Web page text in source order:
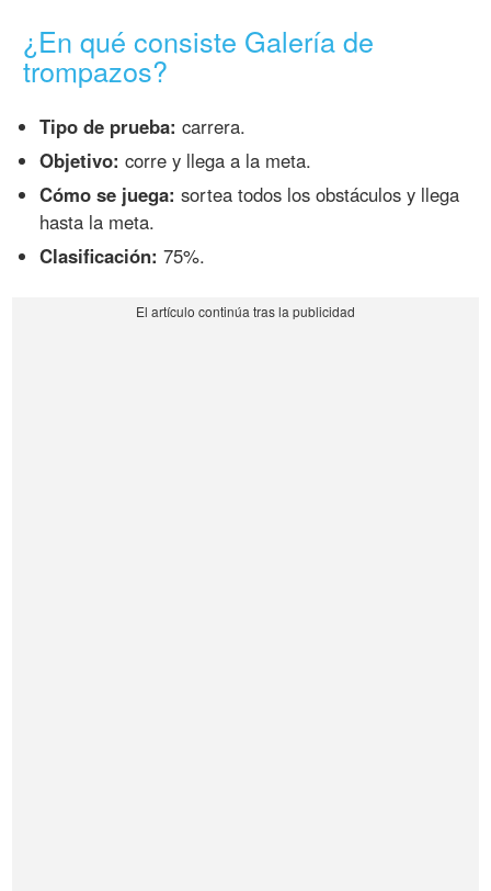
¿En qué consiste Galería de
trompazos?
Tipo de prueba: carrera.
Objetivo: corre y llega a la meta.
Cómo se juega: sortea todos los obstáculos y llega
hasta la meta.
Clasificación: 75%.